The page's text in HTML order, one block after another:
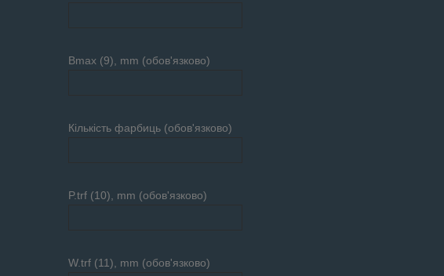
Bmax (9), mm (обов'язково)
Кількість фарбиць (обов'язково)
P.trf (10), mm (обов'язково)
W.trf (11), mm (обов'язково)